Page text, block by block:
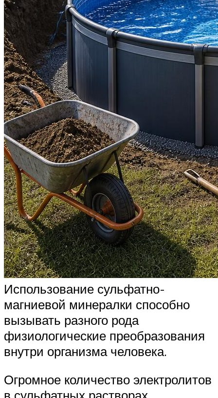
Использование сульфатно-
магниевой минералки способно
вызывать разного рода
физиологические преобразования
внутри организма человека.
Огромное количество электролитов